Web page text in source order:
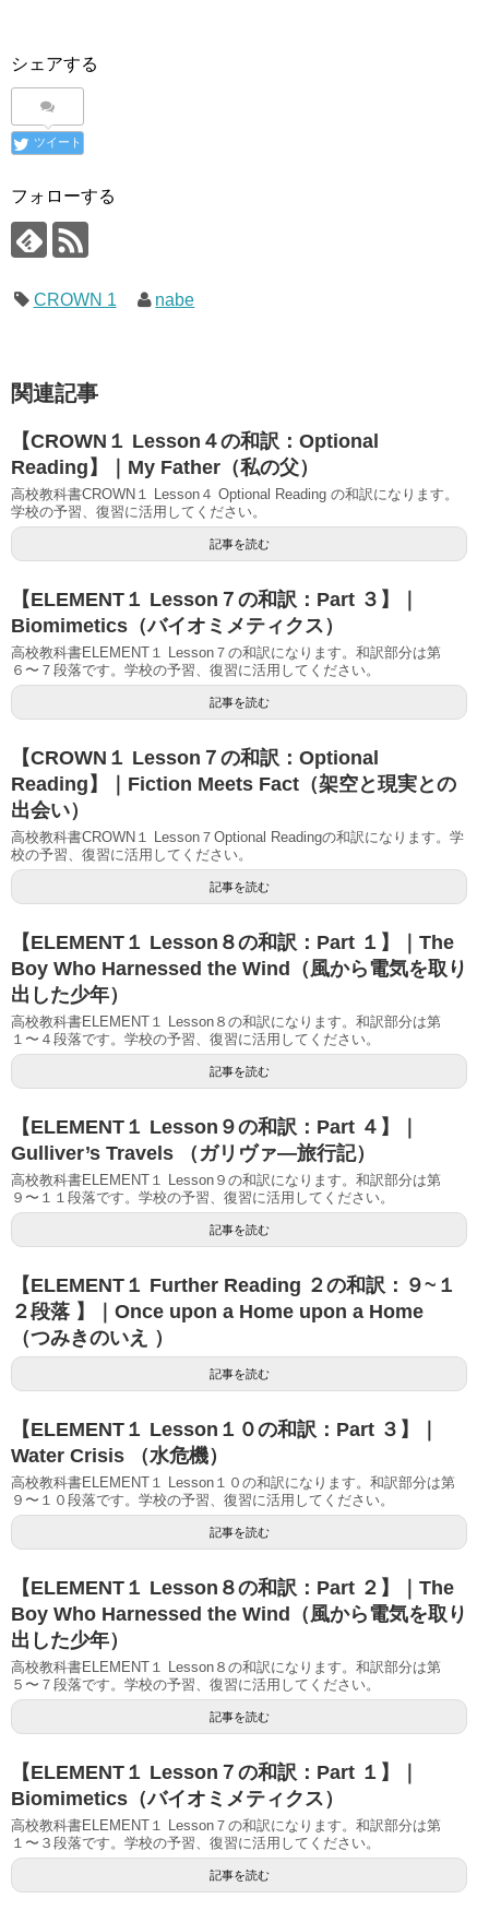
シェアする
ツイート
フォローする
CROWN 1 nabe
関連記事
【CROWN１ Lesson４の和訳：Optional
Reading】｜My Father（私の父）
高校教科書CROWN１ Lesson４ Optional Reading の和訳になります。
学校の予習、復習に活用してください。
記事を読む
【ELEMENT１ Lesson７の和訳：Part ３】｜
Biomimetics（バイオミメティクス）
高校教科書ELEMENT１ Lesson７の和訳になります。和訳部分は第
６〜７段落です。学校の予習、復習に活用してください。
記事を読む
【CROWN１ Lesson７の和訳：Optional
Reading】｜Fiction Meets Fact（架空と現実との
出会い）
高校教科書CROWN１ Lesson７Optional Readingの和訳になります。学
校の予習、復習に活用してください。
記事を読む
【ELEMENT１ Lesson８の和訳：Part １】｜The
Boy Who Harnessed the Wind（風から電気を取り
出した少年）
高校教科書ELEMENT１ Lesson８の和訳になります。和訳部分は第
１〜４段落です。学校の予習、復習に活用してください。
記事を読む
【ELEMENT１ Lesson９の和訳：Part ４】｜
Gulliver’s Travels （ガリヴァ―旅行記）
高校教科書ELEMENT１ Lesson９の和訳になります。和訳部分は第
９〜１１段落です。学校の予習、復習に活用してください。
記事を読む
【ELEMENT１ Further Reading ２の和訳：９~１
２段落 】｜Once upon a Home upon a Home
（つみきのいえ ）
記事を読む
【ELEMENT１ Lesson１０の和訳：Part ３】｜
Water Crisis （水危機）
高校教科書ELEMENT１ Lesson１０の和訳になります。和訳部分は第
９〜１０段落です。学校の予習、復習に活用してください。
記事を読む
【ELEMENT１ Lesson８の和訳：Part ２】｜The
Boy Who Harnessed the Wind（風から電気を取り
出した少年）
高校教科書ELEMENT１ Lesson８の和訳になります。和訳部分は第
５〜７段落です。学校の予習、復習に活用してください。
記事を読む
【ELEMENT１ Lesson７の和訳：Part １】｜
Biomimetics（バイオミメティクス）
高校教科書ELEMENT１ Lesson７の和訳になります。和訳部分は第
１〜３段落です。学校の予習、復習に活用してください。
記事を読む